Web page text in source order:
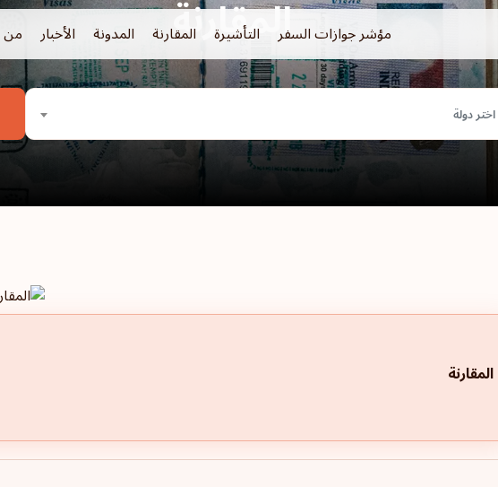
مؤشر جوازات السفر التأشيرة المقارنة المدونة الأخبار المقارنة
اختر دولة
المقارنة